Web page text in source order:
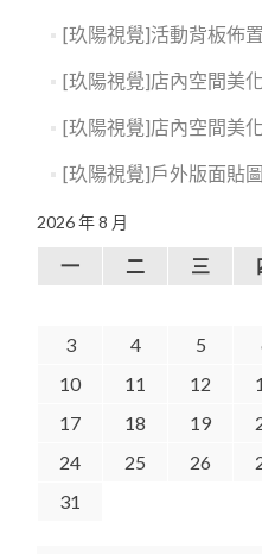
[玖陽視覺]活動背板佈
[玖陽視覺]店內空間美
[玖陽視覺]店內空間美
[玖陽視覺]戶外版面貼
2026 年 8 月
一 二 三
3
4 5
10
11 12
17
18 19
24
25 26
31